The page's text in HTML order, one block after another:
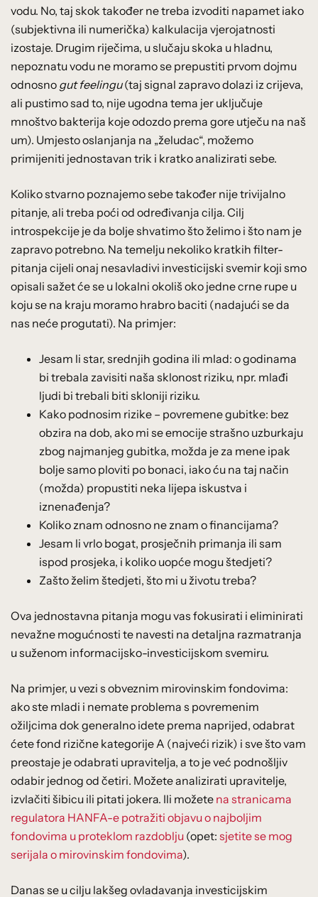
vodu. No, taj skok također ne treba izvoditi napamet iako
(subjektivna ili numerička) kalkulacija vjerojatnosti
izostaje. Drugim riječima, u slučaju skoka u hladnu,
nepoznatu vodu ne moramo se prepustiti prvom dojmu
odnosno gut feelingu(taj signal zapravo dolazi iz crijeva,
ali pustimo sad to, nije ugodna tema jer uključuje
mnoštvo bakterija koje odozdo prema gore utječu na naš
um). Umjesto oslanjanja na „želudac“, možemo
primijeniti jednostavan trik i kratko analizirati sebe.
Koliko stvarno poznajemo sebe također nije trivijalno
pitanje, ali treba poći od određivanja cilja. Cilj
introspekcije je da bolje shvatimo što želimo i što nam je
zapravo potrebno. Na temelju nekoliko kratkih filter-
pitanja cijeli onaj nesavladivi investicijski svemir koji smo
opisali sažet će se u lokalni okoliš oko jedne crne rupe u
koju se na kraju moramo hrabro baciti (nadajući se da
nas neće progutati). Na primjer:
Jesam li star, srednjih godina ili mlad: o godinama
bi trebala zavisiti naša sklonost riziku, npr. mlađi
ljudi bi trebali biti skloniji riziku.
Kako podnosim rizike – povremene gubitke: bez
obzira na dob, ako mi se emocije strašno uzburkaju
zbog najmanjeg gubitka, možda je za mene ipak
bolje samo ploviti po bonaci, iako ću na taj način
(možda) propustiti neka lijepa iskustva i
iznenađenja?
Koliko znam odnosno ne znam o financijama?
Jesam li vrlo bogat, prosječnih primanja ili sam
ispod prosjeka, i koliko uopće mogu štedjeti?
Zašto želim štedjeti, što mi u životu treba?
Ova jednostavna pitanja mogu vas fokusirati i eliminirati
nevažne mogućnosti te navesti na detaljna razmatranja
u suženom informacijsko-investicijskom svemiru.
Na primjer, u vezi s obveznim mirovinskim fondovima:
ako ste mladi i nemate problema s povremenim
ožiljcima dok generalno idete prema naprijed, odabrat
ćete fond rizične kategorije A (najveći rizik) i sve što vam
preostaje je odabrati upravitelja, a to je već podnošljiv
odabir jednog od četiri. Možete analizirati upravitelje,
izvlačiti šibicu ili pitati jokera. Ili možete na stranicama
regulatora HANFA-e potražiti objavu o najboljim
fondovima u proteklom razdoblju (opet: sjetite se mog
serijala o mirovinskim fondovima).
Danas se u cilju lakšeg ovladavanja investicijskim